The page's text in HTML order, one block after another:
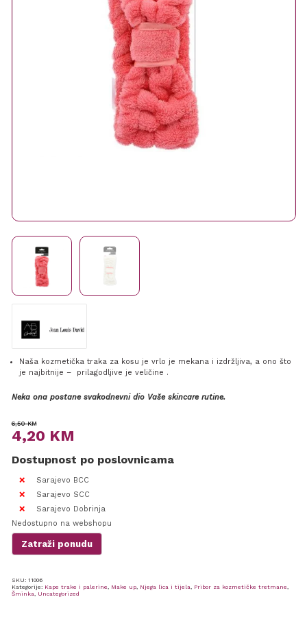
Naša kozmetička traka za kosu je vrlo je mekana i izdržljiva, a ono što
je najbitnije – prilagodljive je veličine .
Neka ona postane svakodnevni dio Vaše skincare rutine.
6,50KM
Original
price
was:
6,50 KM.
4,20 KM
Current
price
is:
4,20 KM.
Dostupnost po poslovnicama
Sarajevo BCC
Sarajevo SCC
Sarajevo Dobrinja
Nedostupno na webshopu
Zatraži ponudu
SKU: 11006
Kategorije: Kape trake i palerine, Make up, Njega lica i tijela, Pribor za kozmetičke tretmane,
Šminka, Uncategorized